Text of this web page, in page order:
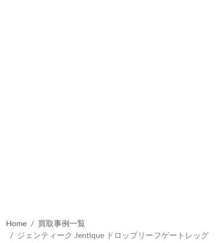
Home
買取事例一覧
ジェンティーク Jentique ドロップリーフゲートレッグ